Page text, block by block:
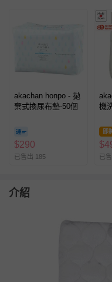
akachan honpo - 拋
棄式換尿布墊-50個
$290
已售出 185
機
製
即
$
已
介紹